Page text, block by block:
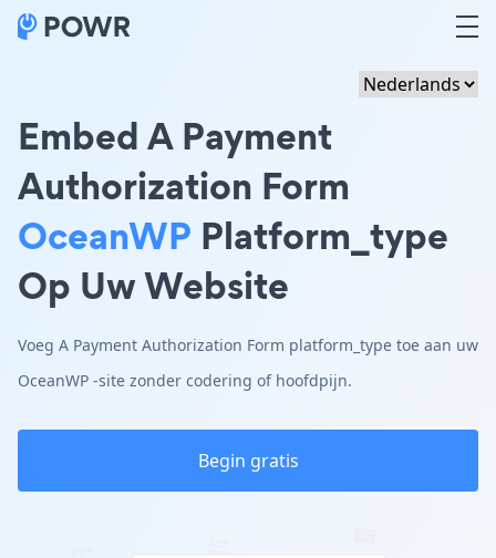
Embed A Payment
Authorization Form
OceanWP Platform_type
Op Uw Website
Voeg A Payment Authorization Form platform_type toe aan uw
OceanWP -site zonder codering of hoofdpijn.
Begin gratis